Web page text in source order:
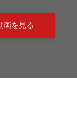
画を見る